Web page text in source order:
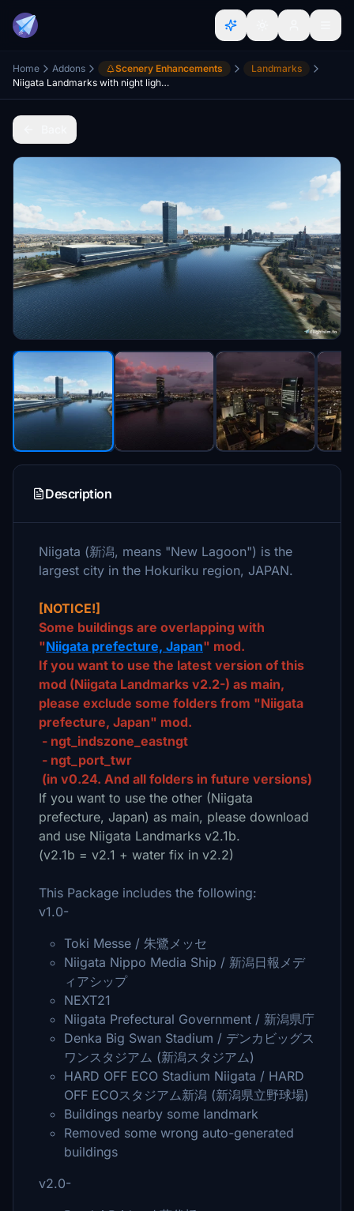
Home Addons Scenery Enhancements
Landmarks
Niigata Landmarks with night lighting
Description
Niigata (新潟, means "New Lagoon") is the
largest city in the Hokuriku region, JAPAN.
[NOTICE!]
Some buildings are overlapping with
"Niigata prefecture, Japan" mod.
If you want to use the latest version of this
mod (Niigata Landmarks v2.2-) as main,
please exclude some folders from "Niigata
prefecture, Japan" mod.
- ngt_indszone_eastngt
- ngt_port_twr
(in v0.24. And all folders in future versions)
If you want to use the other (Niigata
prefecture, Japan) as main, please download
and use Niigata Landmarks v2.1b.
(v2.1b = v2.1 + water fix in v2.2)
This Package includes the following:
v1.0-
Toki Messe / 朱鷺メッセ
Niigata Nippo Media Ship / 新潟日報メデ
ィアシップ
NEXT21
Niigata Prefectural Government / 新潟県庁
Denka Big Swan Stadium / デンカビッグス
ワンスタジアム (新潟スタジアム)
HARD OFF ECO Stadium Niigata / HARD
OFF ECOスタジアム新潟 (新潟県立野球場)
Buildings nearby some landmark
Removed some wrong auto-generated
buildings
v2.0-